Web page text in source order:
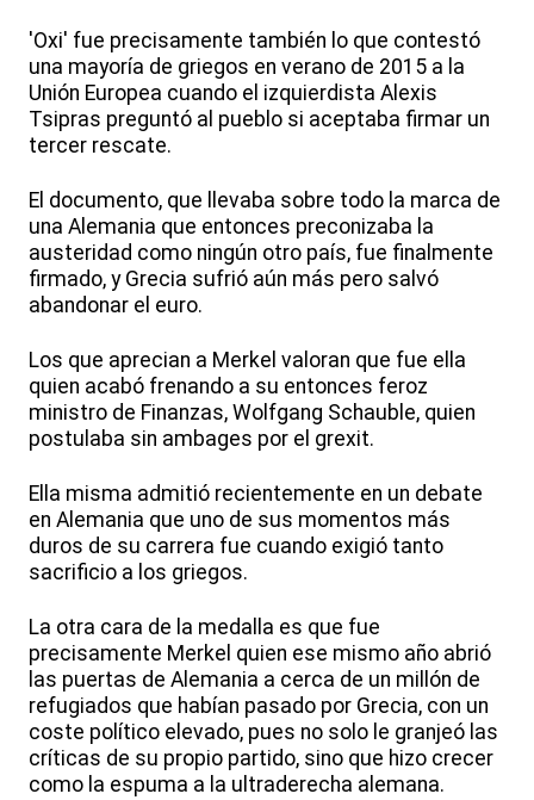
'Oxi' fue precisamente también lo que contestó
una mayoría de griegos en verano de 2015 a la
Unión Europea cuando el izquierdista Alexis
Tsipras preguntó al pueblo si aceptaba firmar un
tercer rescate.
El documento, que llevaba sobre todo la marca de
una Alemania que entonces preconizaba la
austeridad como ningún otro país, fue finalmente
firmado, y Grecia sufrió aún más pero salvó
abandonar el euro.
Los que aprecian a Merkel valoran que fue ella
quien acabó frenando a su entonces feroz
ministro de Finanzas, Wolfgang Schauble, quien
postulaba sin ambages por el grexit.
Ella misma admitió recientemente en un debate
en Alemania que uno de sus momentos más
duros de su carrera fue cuando exigió tanto
sacrificio a los griegos.
La otra cara de la medalla es que fue
precisamente Merkel quien ese mismo año abrió
las puertas de Alemania a cerca de un millón de
refugiados que habían pasado por Grecia, con un
coste político elevado, pues no solo le granjeó las
críticas de su propio partido, sino que hizo crecer
como la espuma a la ultraderecha alemana.